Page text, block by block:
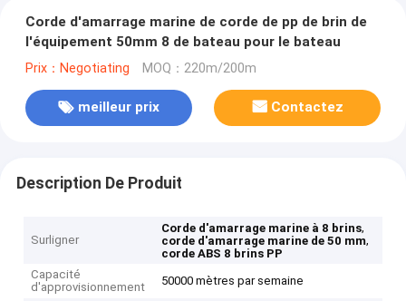
Corde d'amarrage marine de corde de pp de brin de
l'équipement 50mm 8 de bateau pour le bateau
Prix：Negotiating MOQ：220m/200m
meilleur prix Contactez
Description De Produit
Surligner
Corde d'amarrage marine à 8 brins,
corde d'amarrage marine de 50 mm,
corde ABS 8 brins PP
Capacité
d'approvisionnement
50000 mètres par semaine